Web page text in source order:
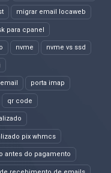
migrar email locaweb
para cpanel
nvme nvme vs ssd
porta imap
qr code
pix whmcs
antes do pagamento